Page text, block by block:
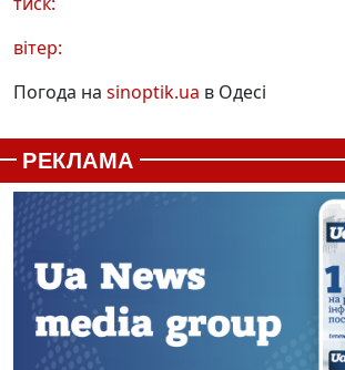
вітер:
Погода на sinoptik.ua в Одесі
РЕКЛАМА